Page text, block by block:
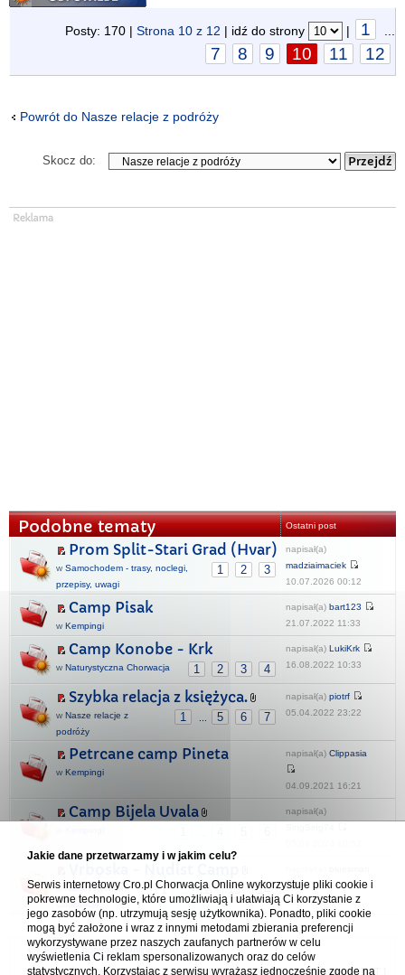
Posty: 170 | Strona 10 z 12 | idź do strony | 1
7 8 9 10 11 12
Powrót do Nasze relacje z podróży
Skocz do:
Podobne tematy Ostatni post
Prom Split-Stari Grad (Hvar)
1 2 3
w Samochodem - trasy, noclegi,
przepisy, uwagi
napisał(a)
madziaimaciek
10.07.2026 00:12
Camp Pisak
w Kempingi
napisał(a) bart123
21.07.2022 11:33
Camp Konobe - Krk
1 2 3 4
w Naturystyczna Chorwacja
napisał(a) LukiKrk
16.08.2022 10:33
Szybka relacja z księżyca.
1 5 6 7
w Nasze relacje z
podróży
napisał(a) piotrf
05.04.2022 23:22
Petrcane camp Pineta
w Kempingi
napisał(a) Clippasia
04.09.2021 16:21
Camp Bijela Uvala
napisał(a)
1 ... 12 13 14
wNaturystyczna
Chorwacja
06.08.2026 23:16
Forum Chorwacja Online - Cro.pl
Usuń ciasteczka• Strefa czasowa: UTC + 1 (Polska - czas zimowy) [ DST
Jakie dane przetwarzamy i w jakim celu?
Serwis internetowy Cro.pl Chorwacja Online wykorzystuje pliki cookie i
pokrewne technologie, które umożliwiają i ułatwiają Ci korzystanie z
jego zasobów (np. utrzymują sesję użytkownika). Ponadto, pliki cookie
mogą być założone i wraz z innymi metodami zbierania preferencji
wykorzystywane przez naszych zaufanych partnerów w celu
wyświetlenia Ci reklam spersonalizowanych oraz do celów
statystycznych. Korzystając z serwisu wyrażasz jednocześnie zgodę na